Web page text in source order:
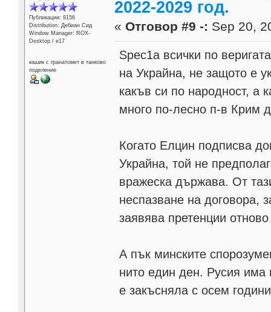
Публикации: 9156
Distribution: Дебиан Сид
Window Manager: ROX-
Desktop / е17
кашик с гранатомет в танково
поделение
2022-2029 год.
« Отговор #9 -: Sep 20,
Spec1a всички по
на Украйна, не защото е
какъв си по народност, а
много по-лесно п-в Крим
Когато Елцин подписва
Украйна, той не
вражеска държава. От
неспазване на договора,
заявява претенции
А пък минските
нито един ден. Русия
е закъсняла с осем